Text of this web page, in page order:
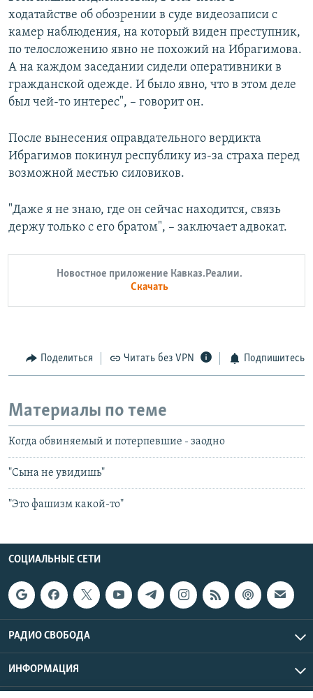
ходатайстве об обозрении в суде видеозаписи с
камер наблюдения, на который виден преступник,
по телосложению явно не похожий на Ибрагимова.
А на каждом заседании сидели оперативники в
гражданской одежде. И было явно, что в этом деле
был чей-то интерес", – говорит он.
После вынесения оправдательного вердикта
Ибрагимов покинул республику из-за страха перед
возможной местью силовиков.
"Даже я не знаю, где он сейчас находится, связь
держу только с его братом", – заключает адвокат.
Новостное приложение Кавказ.Реалии.
Скачать
Поделиться Читать без VPN Подпишитесь
Материалы по теме
Когда обвиняемый и потерпевшие - заодно
"Сына не увидишь"
"Это фашизм какой-то"
СОЦИАЛЬНЫЕ СЕТИ
РАДИО СВОБОДА
ИНФОРМАЦИЯ